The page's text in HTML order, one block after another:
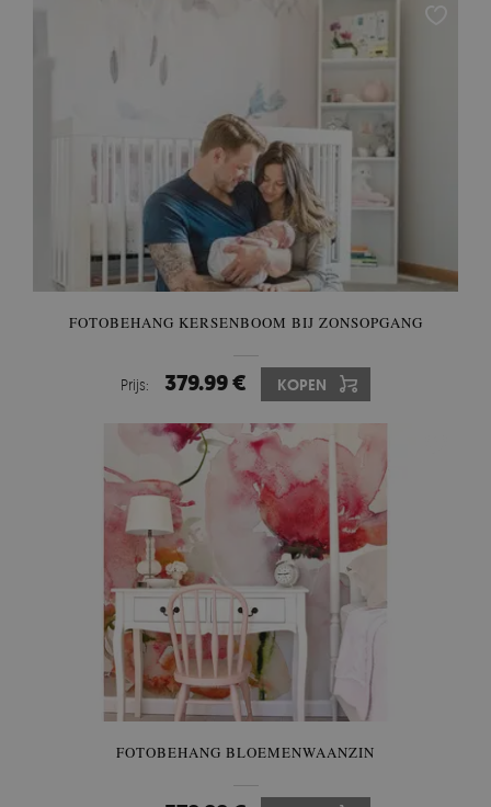
FOTOBEHANG KERSENBOOM BIJ ZONSOPGANG
Prijs: 379.99 € KOPEN
FOTOBEHANG BLOEMENWAANZIN